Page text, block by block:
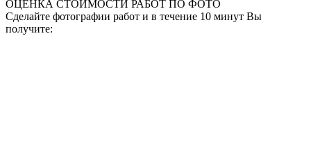
ОЦЕНКА СТОИМОСТИ РАБОТ ПО ФОТО
Сделайте фотографии работ и в течение 10 минут Вы
получите: